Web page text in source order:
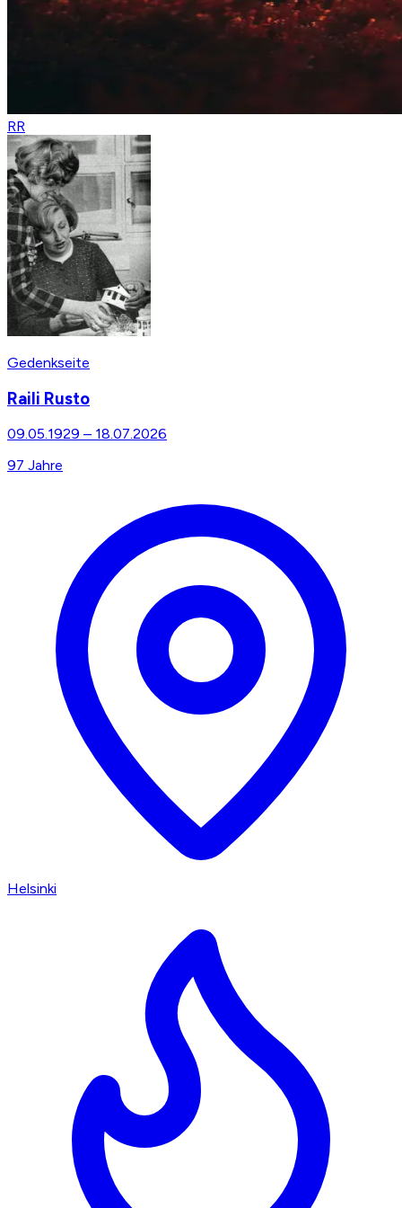
RR
Gedenkseite
Raili Rusto
09.05.1929 – 18.07.2026
97 Jahre
Helsinki